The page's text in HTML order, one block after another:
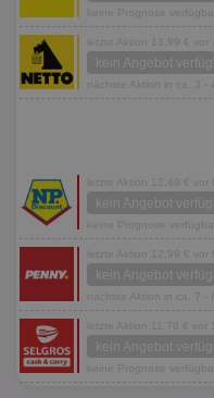
keine Prognose verfügbar
letzte Aktion 13,99 € vor
kein Angebot
nächste Aktion in ca. 3 -
letzte Aktion 12,49 € vor
kein Angebot
keine Prognose verfügbar
letzte Aktion 12,99 € vor
kein Angebot
nächste Aktion in ca. 7 -
letzte Aktion 11,76 € vor
kein Angebot
keine Prognose verfügbar